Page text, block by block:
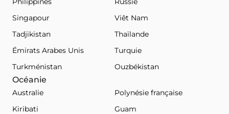
Singapour
Viêt Nam
Tadjikistan
Thaïlande
Émirats Arabes Unis
Turquie
Turkménistan
Ouzbékistan
Océanie
Australie
Polynésie française
Kiribati
Guam